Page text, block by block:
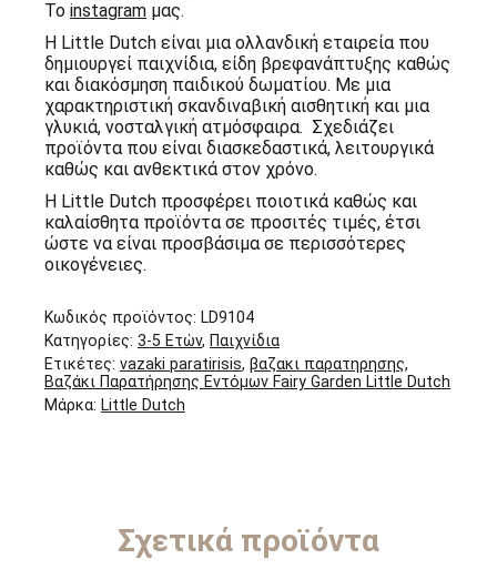
Το instagram μας.
Η Little Dutch είναι μια ολλανδική εταιρεία που
δημιουργεί παιχνίδια, είδη βρεφανάπτυξης καθώς
και διακόσμηση παιδικού δωματίου. Με μια
χαρακτηριστική σκανδιναβική αισθητική και μια
γλυκιά, νοσταλγική ατμόσφαιρα. Σχεδιάζει
προϊόντα που είναι διασκεδαστικά, λειτουργικά
καθώς και ανθεκτικά στον χρόνο.
Η Little Dutch προσφέρει ποιοτικά καθώς και
καλαίσθητα προϊόντα σε προσιτές τιμές, έτσι
ώστε να είναι προσβάσιμα σε περισσότερες
οικογένειες.
Κωδικός προϊόντος: LD9104
Κατηγορίες: 3-5 Ετών, Παιχνίδια
Ετικέτες: vazaki paratirisis, βαζακι παρατηρησης,
Βαζάκι Παρατήρησης Εντόμων Fairy Garden Little Dutch
Μάρκα: Little Dutch
Σχετικά προϊόντα